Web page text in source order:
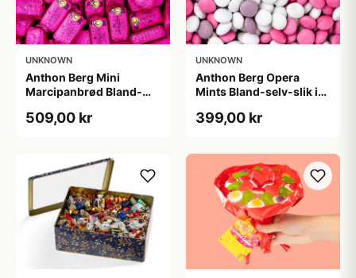
UNKNOWN
Anthon Berg Mini
Marcipanbrød Bland-
509,00 kr
UNKNOWN
Anthon Berg Opera
Mints Bland-selv-slik i
399,00 kr